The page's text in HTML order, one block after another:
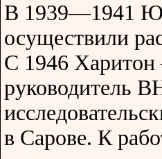
В 1939—1941
осуществили
С 1946 Харитон
руководитель
в Сарове. К